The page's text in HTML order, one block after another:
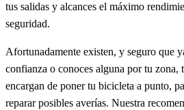
tus salidas y alcances el máximo
seguridad.
Afortunadamente existen, y seguro que
confianza o conoces alguna por tu zona,
encargan de poner tu bicicleta a punto,
reparar posibles averías. Nuestra